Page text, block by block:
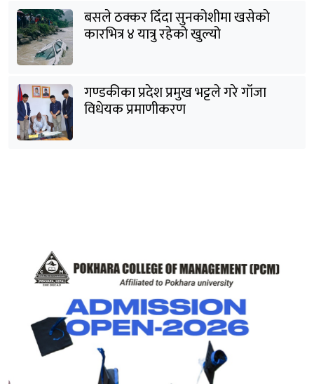
बसले ठक्कर दिँदा सुनकोशीमा खसेकाे
कारभित्र ४ यात्रु रहेको खुल्यो
गण्डकीका प्रदेश प्रमुख भट्टले गरे गाँजा
विधेयक प्रमाणीकरण